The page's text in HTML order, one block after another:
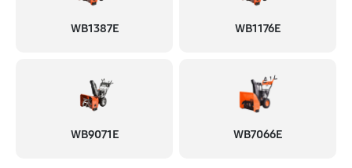
WB1387E WB1176E
WB9071E WB7066E